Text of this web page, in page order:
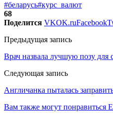
#беларусь#курс_валют
68
Поделится VKOK.ruFacebook
Предыдущая запись
Врач назвала лучшую позу для
Следующая запись
Англичанка пыталась
Вам также могут понравиться